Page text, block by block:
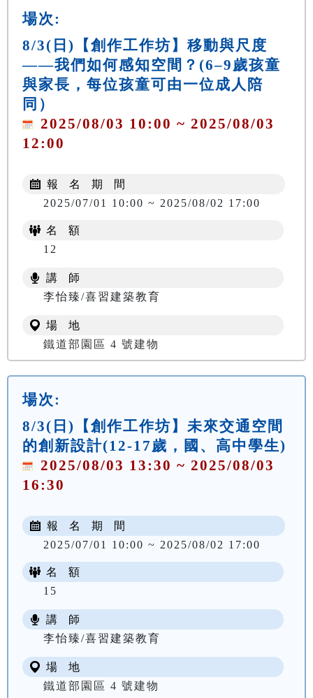
場次:
8/3(日)【創作工作坊】移動與尺度
——我們如何感知空間？(6–9歲孩童
與家長，每位孩童可由一位成人陪
同）
2025/08/03 10:00 ~ 2025/08/03
12:00
報 名 期 間
2025/07/01 10:00 ~ 2025/08/02 17:00
名 額
12
講 師
李怡臻/喜習建築教育
場 地
鐵道部園區 4 號建物
場次:
8/3(日)【創作工作坊】未來交通空間
的創新設計(12-17歲，國、高中學生)
2025/08/03 13:30 ~ 2025/08/03
16:30
報 名 期 間
2025/07/01 10:00 ~ 2025/08/02 17:00
名 額
15
講 師
李怡臻/喜習建築教育
場 地
鐵道部園區 4 號建物